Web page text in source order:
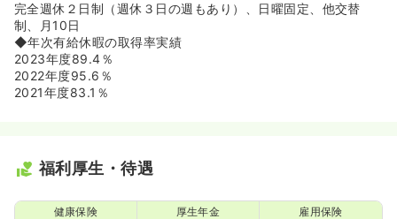
完全週休２日制（週休３日の週もあり）、日曜固定、他交替
制、月10日
◆年次有給休暇の取得率実績
2023年度89.4％
2022年度95.6％
2021年度83.1％
福利厚生・待遇
健康保険 厚生年金 雇用保険